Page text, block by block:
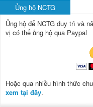
Ủng hộ NCTG
Ủng hộ để NCTG duy trì và
vị có thể ủng hộ qua Paypal
Hoặc qua nhiều hình thức
xem tại đây.